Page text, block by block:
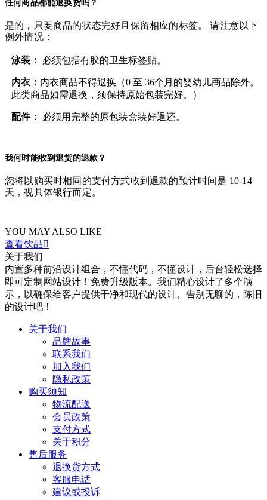
任何商品都能退换货吗？
是的，只要商品的状态完好且保留相应的标签。 请注意以下
例外情况：
泳装： 必须包括有胶的卫生标签贴。
内衣： 内衣商品不得退换（0 至 36个月的婴幼儿商品除外。
此类商品如需退换，须保持原始包装完好。）
配件： 必须用完整的原包装盒装好退还。
我何时能收到退货的退款？
您将以购买时相同的支付方式收到退款的预计时间是 10-14
天，视具体银行而定。
YOU MAY ALSO LIKE
查看饮品
关于我们
内置多种前沿设计组合，不懂代码，不懂设计，后台轻松选择
即可定制网站设计！免费升级版本。我们精心设计了多个演
示，以确保给客户提供干净和现代的设计。告别无聊的，陈旧
的设计吧！
关于我们
品牌故事
联系我们
加入我们
隐私政策
购买须知
物流配送
会员政策
支付方式
关于积分
售后服务
退换货方式
客服电话
建议或投诉